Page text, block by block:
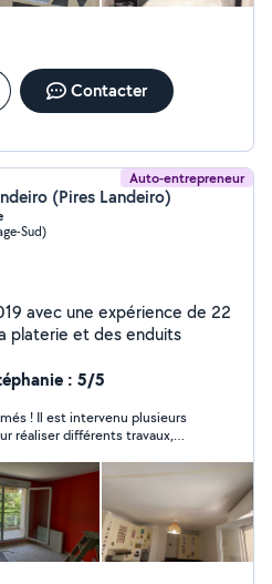
Contacter
Auto-entrepreneur
(Pires Landeiro)
Sud)
avec une expérience de 22
platerie et des enduits
: 5/5
! Il est intervenu plusieurs
réaliser différents travaux,
le temps de faire les
bons conseils et cherche
travail est soigné. Je suis
pas à refaire appel à
merci pour ton